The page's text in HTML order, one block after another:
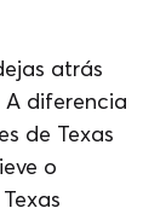
atrás
A diferencia
de Texas
o